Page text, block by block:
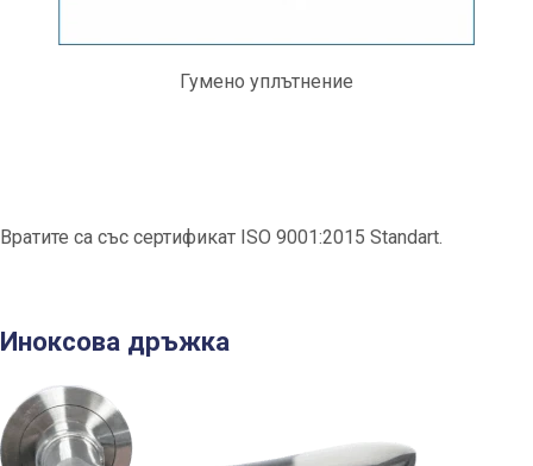
Гумено уплътнение
Вратите са със сертификат ISO 9001:2015 Standart.
Иноксова дръжка